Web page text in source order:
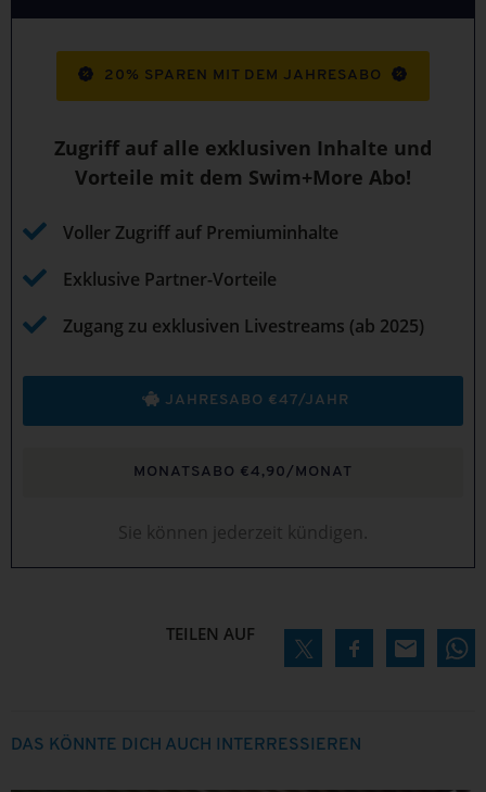
20% SPAREN MIT DEM JAHRESABO
Zugriff auf alle exklusiven Inhalte und
Vorteile mit dem Swim+More Abo!
Voller Zugriff auf Premiuminhalte
Exklusive Partner-Vorteile
Zugang zu exklusiven Livestreams (ab 2025)
MONATSABO €4,90/MONAT
JAHRESABO €47/JAHR
Sie können jederzeit kündigen.
TEILEN AUF
DAS KÖNNTE DICH AUCH INTERRESSIEREN